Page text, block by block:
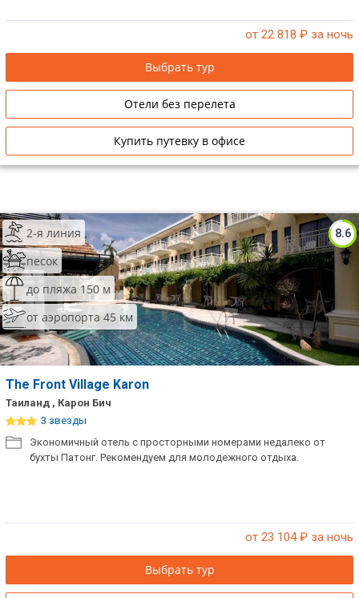
от 22 818 ₽ за ночь
Выбрать тур
Отели без перелета
Купить путевку в офисе
8.6
2-я линия
песок
до пляжа 150 м
от аэропорта 45 км
The Front Village Karon
Таиланд , Карон Бич
3 звезды
Экономичный отель с просторными номерами недалеко от
бухты Патонг. Рекомендуем для молодежного отдыха.
от 23 104₽ за ночь
Выбрать тур